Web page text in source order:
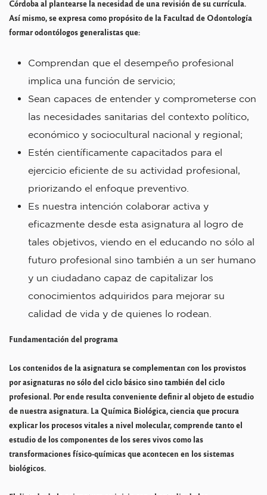
Córdoba al plantearse la necesidad de una revisión de su currícula.
Así mismo, se expresa como propósito de la Facultad de Odontología
formar odontólogos generalistas que:
Comprendan que el desempeño profesional
implica una función de servicio;
Sean capaces de entender y comprometerse con
las necesidades sanitarias del contexto político,
económico y sociocultural nacional y regional;
Estén científicamente capacitados para el
ejercicio eficiente de su actividad profesional,
priorizando el enfoque preventivo.
Es nuestra intención colaborar activa y
eficazmente desde esta asignatura al logro de
tales objetivos, viendo en el educando no sólo al
futuro profesional sino también a un ser humano
y un ciudadano capaz de capitalizar los
conocimientos adquiridos para mejorar su
calidad de vida y de quienes lo rodean.
Fundamentación del programa
Los contenidos de la asignatura se complementan con los provistos
por asignaturas no sólo del ciclo básico sino también del ciclo
profesional. Por ende resulta conveniente definir al objeto de estudio
de nuestra asignatura. La Química Biológica, ciencia que procura
explicar los procesos vitales a nivel molecular, comprende tanto el
estudio de los componentes de los seres vivos como las
transformaciones físico-químicas que acontecen en los sistemas
biológicos.